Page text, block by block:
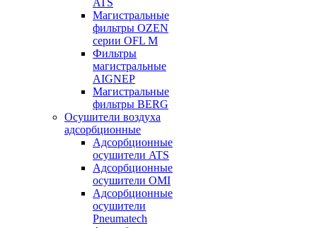
ATS
Магистральные
фильтры OZEN
серии OFL M
Фильтры
магистральные
AIGNEP
Магистральные
фильтры BERG
Осушители воздуха
адсорбционные
Адсорбционные
осушители ATS
Адсорбционные
осушители OMI
Адсорбционные
осушители
Pneumatech